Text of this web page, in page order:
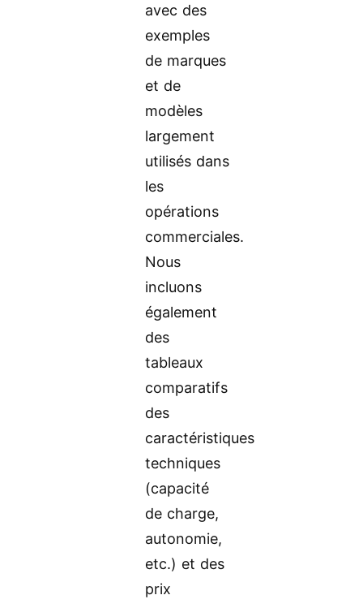
avec des
exemples
de marques
et de
modèles
largement
utilisés dans
les
opérations
commerciales.
Nous
incluons
également
des
tableaux
comparatifs
des
caractéristiques
techniques
(capacité
de charge,
autonomie,
etc.) et des
prix